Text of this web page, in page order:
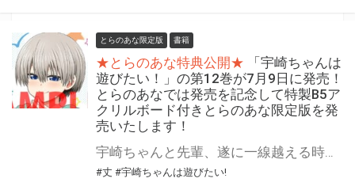
とらのあな限定版 書籍
★とらのあな特典公開★
「宇崎ちゃんは
遊びたい！」の第12巻が7月9日に発売！
とらのあなでは発売を記念して特製B5ア
クリルボード付きとらのあな限定版を発
売いたします！
#丈 #宇崎ちゃんは遊びたい!